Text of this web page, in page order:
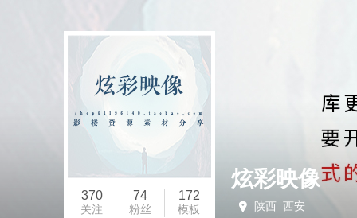
370
关注
74
粉丝
172
模板
炫彩映像
陕西 西安